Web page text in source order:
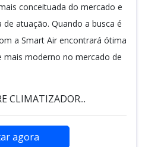
conceituada do mercado e
atuação. Quando a busca é
a Smart Air encontrará ótima
mais moderno no mercado de
CLIMATIZADOR...
agora